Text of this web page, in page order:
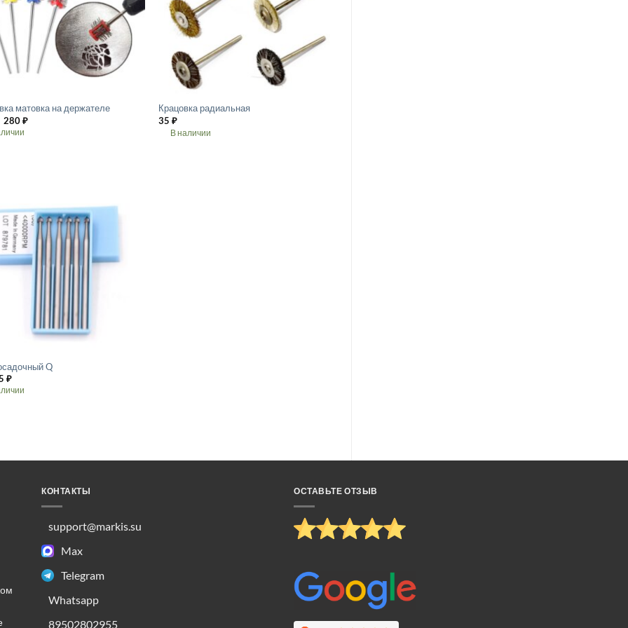
выбрать
странице
матовка на держателе
280₽
Крацовка радиальная
35₽
В наличии
Q
₽
КОНТАКТЫ
support@markis.su
Max
Telegram
Whatsapp
89502802955
ОСТАВЬТЕ ОТЗЫВ